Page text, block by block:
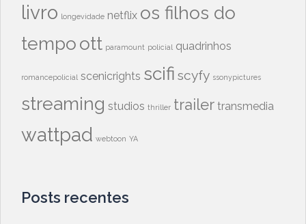
livro longevidade netflix os filhos do
tempoott paramount policial quadrinhos
romancepolicial scenicrights scifi scyfy ssonypictures
streaming studios thriller trailer transmedia
wattpad webtoon YA
Posts recentes